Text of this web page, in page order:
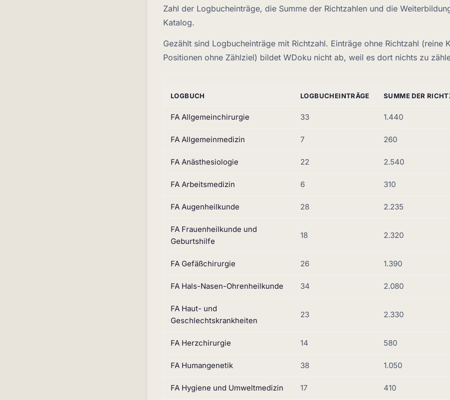
Zahl der Logbucheinträge, die Summe der Richtzahlen und die
Katalog.
Gezählt sind Logbucheinträge mit Richtzahl. Einträge ohne Richtzahl (reine
Positionen ohne Zählziel) bildet WDoku nicht ab, weil es dort nichts zu
LOGBUCH LOGBUCHEINTRÄGE SUMME DER
FA Allgemeinchirurgie 33 1.440
FA Allgemeinmedizin 7 260
FA Anästhesiologie 22 2.540
FA Arbeitsmedizin 6 310
FA Augenheilkunde 28 2.235
FA Frauenheilkunde und
Geburtshilfe
18 2.320
FA Gefäßchirurgie 26 1.390
FA Hals-Nasen-Ohrenheilkunde 34 2.080
FA Haut- und
Geschlechtskrankheiten
23 2.330
FA Herzchirurgie 14 580
FA Humangenetik 38 1.050
FA Hygiene und Umweltmedizin 17 410